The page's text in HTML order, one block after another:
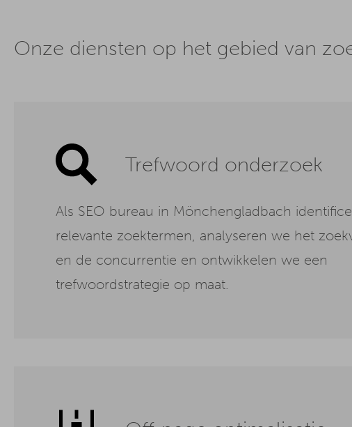
Onze diensten op het gebied van
Trefwoord onderzoek
Als SEO bureau in Mönchengladbach
relevante zoektermen, analyseren we het
en de concurrentie en ontwikkelen we een
trefwoordstrategie op maat.